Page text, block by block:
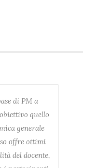
di PM a
quello
generale
offre ottimi
del docente,